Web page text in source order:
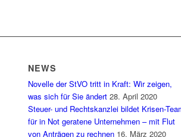
NEWS
Novelle der StVO tritt in Kraft: Wir zeigen,
was sich für Sie ändert 28. April 2020
Steuer- und Rechtskanzlei bildet Krisen-
für in Not geratene Unternehmen – mit Flut
von Anträgen zu rechnen 16. März 2020